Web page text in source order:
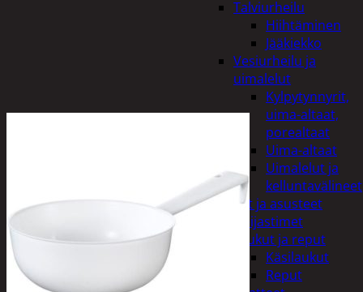
Talviurheilu
Hiihtäminen
Jääkiekko
Vesiurheilu ja
uimalelut
Kylpytynnyrit,
uima-altaat,
porealtaat
Uima-altaat
Uimalelut ja
kelluntavälineet
Vaatteet ja asusteet
Heijastimet
Laukut ja reput
Käsilaukut
Reput